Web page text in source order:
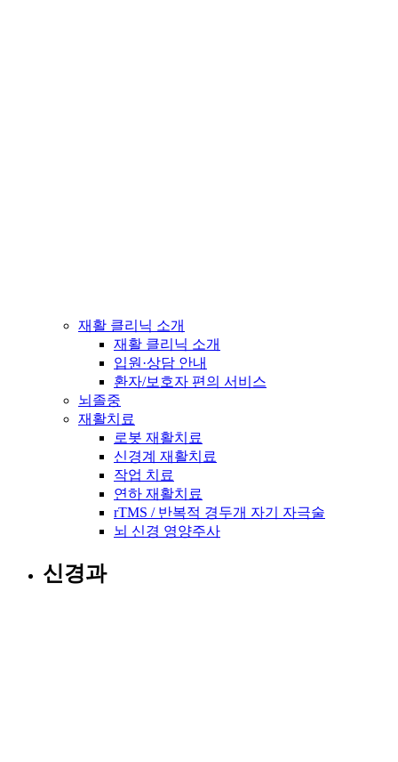
재활 클리닉 소개
재활 클리닉 소개
입원·상담 안내
환자/보호자 편의 서비스
뇌졸중
재활치료
로봇 재활치료
신경계 재활치료
작업 치료
연하 재활치료
rTMS / 반복적 경두개 자기 자극술
뇌 신경 영양주사
신경과